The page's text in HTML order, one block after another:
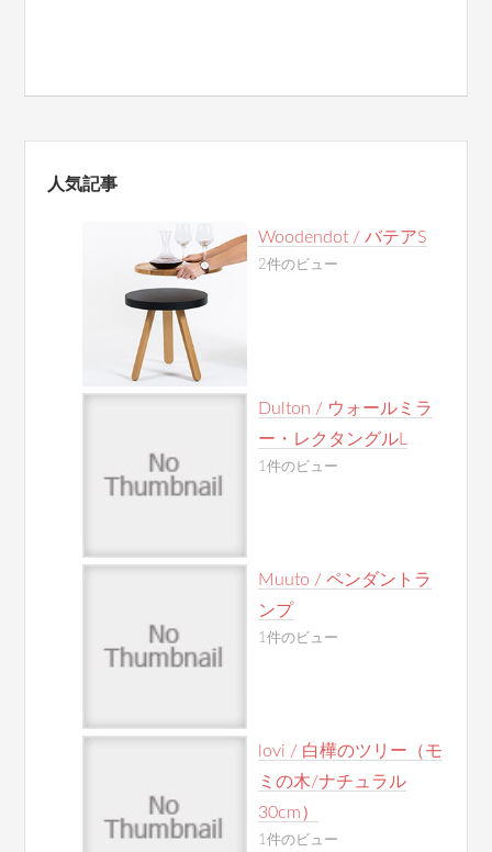
人気記事
Woodendot / バテアS
2件のビュー
Dulton / ウォールミラ
ー・レクタングルL
1件のビュー
Muuto / ペンダントラ
ンプ
1件のビュー
lovi / 白樺のツリー（モ
ミの木/ナチュラル
30cm）
1件のビュー